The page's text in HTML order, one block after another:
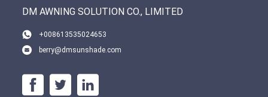
DM AWNING SOLUTION CO., LIMITED
+008613535024653
berry@dmsunshade.com